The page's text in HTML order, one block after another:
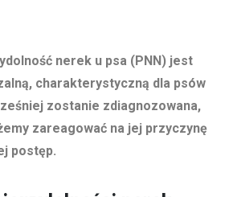
nerek u psa (PNN) jest
charakterystyczną dla psów
zostanie zdiagnozowana,
zareagować na jej przyczynę
postęp.